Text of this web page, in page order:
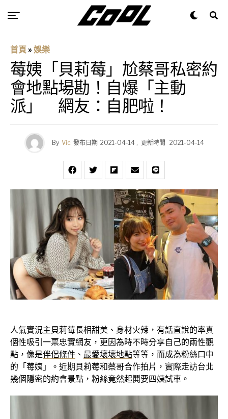
首頁 » 娛樂
莓姨「貝莉莓」尬蔡哥私密約
會地點場勘！自爆「主動
派」 網友：自肥啦！
By Vic 發布日期 2021-04-14, 更新時間 2021-04-14
人氣實況主貝莉莓長相甜美、身材火辣，有話直說的率真
個性吸引一票忠實網友，更因為時不時分享自己的兩性觀
點，像是伴侶條件 、 最愛壞壞地點等等，而成為粉絲口中
的「莓姨」。近期貝莉莓和蔡哥合作拍片，實際走訪台北
幾個隱密的約會景點，粉絲竟然起鬨要四姨試車。